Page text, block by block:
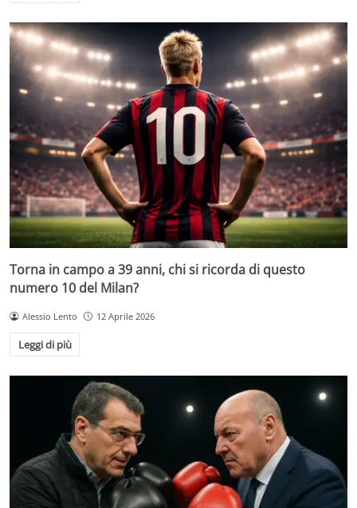
Torna in campo a 39 anni, chi si ricorda di questo
numero 10 del Milan?
Alessio Lento 12 Aprile 2026
Leggi di più